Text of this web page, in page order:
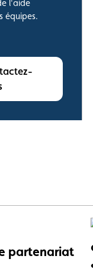
l'aide
équipes.
partenariat